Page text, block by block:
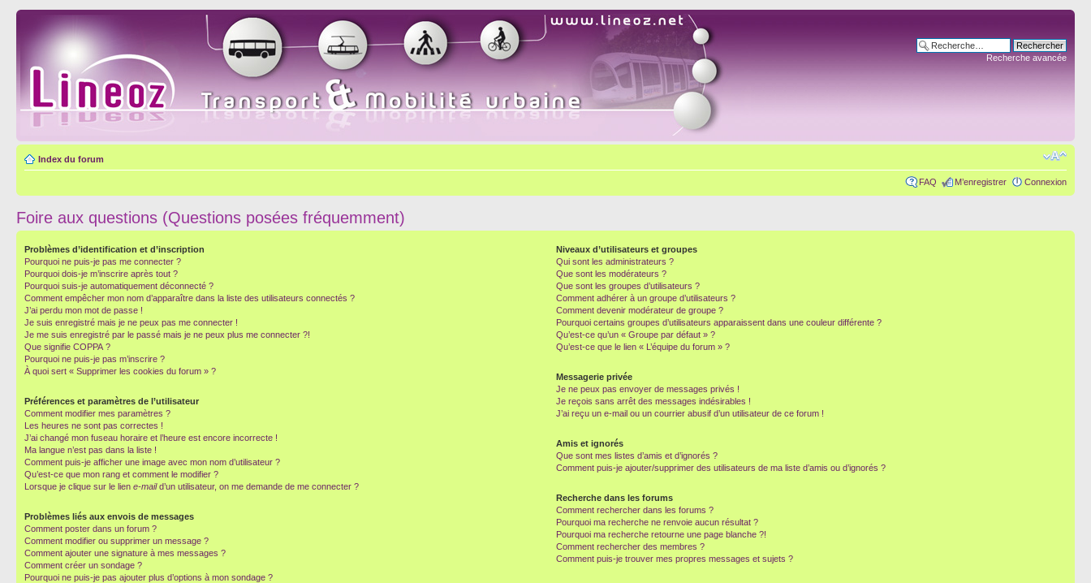
Recherche avancée
Index du forum
FAQ M’enregistrer Connexion
Foire aux questions (Questions posées fréquemment)
Problèmes d’identification et d’inscription
Pourquoi ne puis-je pas me connecter ?
Pourquoi dois-je m’inscrire après tout ?
Pourquoi suis-je automatiquement déconnecté ?
Comment empêcher mon nom d’apparaître dans la liste des utilisateurs connectés ?
J’ai perdu mon mot de passe !
Je suis enregistré mais je ne peux pas me connecter !
Je me suis enregistré par le passé mais je ne peux plus me connecter ?!
Que signifie COPPA ?
Pourquoi ne puis-je pas m’inscrire ?
À quoi sert « Supprimer les cookies du forum » ?
Préférences et paramètres de l’utilisateur
Comment modifier mes paramètres ?
Les heures ne sont pas correctes !
J’ai changé mon fuseau horaire et l’heure est encore incorrecte !
Ma langue n’est pas dans la liste !
Comment puis-je afficher une image avec mon nom d’utilisateur ?
Qu’est-ce que mon rang et comment le modifier ?
Lorsque je clique sur le lien e-maild’un utilisateur, on me demande de me connecter ?
Problèmes liés aux envois de messages
Comment poster dans un forum ?
Comment modifier ou supprimer un message ?
Comment ajouter une signature à mes messages ?
Comment créer un sondage ?
Pourquoi ne puis-je pas ajouter plus d’options à mon sondage ?
Niveaux d’utilisateurs et groupes
Qui sont les administrateurs ?
Que sont les modérateurs ?
Que sont les groupes d’utilisateurs ?
Comment adhérer à un groupe d’utilisateurs ?
Comment devenir modérateur de groupe ?
Pourquoi certains groupes d’utilisateurs apparaissent dans une couleur différente ?
Qu’est-ce qu’un « Groupe par défaut » ?
Qu’est-ce que le lien « L’équipe du forum » ?
Messagerie privée
Je ne peux pas envoyer de messages privés !
Je reçois sans arrêt des messages indésirables !
J’ai reçu un e-mail ou un courrier abusif d’un utilisateur de ce forum !
Amis et ignorés
Que sont mes listes d’amis et d’ignorés ?
Comment puis-je ajouter/supprimer des utilisateurs de ma liste d’amis ou d’ignorés ?
Recherche dans les forums
Comment rechercher dans les forums ?
Pourquoi ma recherche ne renvoie aucun résultat ?
Pourquoi ma recherche retourne une page blanche ?!
Comment rechercher des membres ?
Comment puis-je trouver mes propres messages et sujets ?